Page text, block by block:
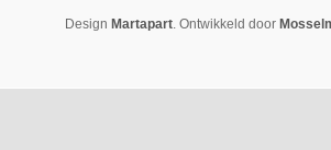
Design Martapart . Ontwikkeld door